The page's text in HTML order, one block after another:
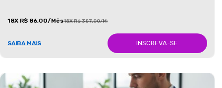
18X R$ 86,00/Mês18X R$ 387,00/Mês
SAIBA MAIS INSCREVA-SE